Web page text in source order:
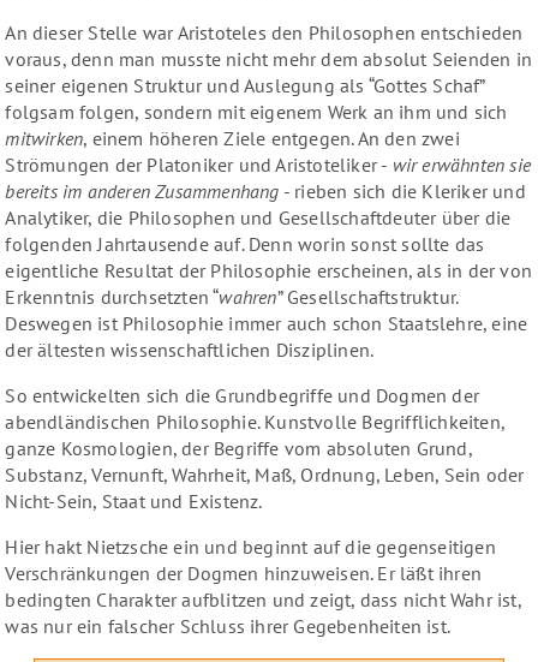
An dieser Stelle war Aristoteles den Philosophen entschieden
voraus, denn man musste nicht mehr dem absolut Seienden in
seiner eigenen Struktur und Auslegung als “Gottes Schaf”
folgsam folgen, sondern mit eigenem Werk an ihm und sich
mitwirken, einem höheren Ziele entgegen. An den zwei
Strömungen der Platoniker und Aristoteliker - wir erwähnten sie
bereits im anderen Zusammenhang - rieben sich die Kleriker und
Analytiker, die Philosophen und Gesellschaftdeuter über die
folgenden Jahrtausende auf. Denn worin sonst sollte das
eigentliche Resultat der Philosophie erscheinen, als in der von
Erkenntnis durchsetzten “wahren” Gesellschaftstruktur.
Deswegen ist Philosophie immer auch schon Staatslehre, eine
der ältesten wissenschaftlichen Disziplinen.
So entwickelten sich die Grundbegriffe und Dogmen der
abendländischen Philosophie. Kunstvolle Begrifflichkeiten,
ganze Kosmologien, der Begriffe vom absoluten Grund,
Substanz, Vernunft, Wahrheit, Maß, Ordnung, Leben, Sein oder
Nicht-Sein, Staat und Existenz.
Hier hakt Nietzsche ein und beginnt auf die gegenseitigen
Verschränkungen der Dogmen hinzuweisen. Er läßt ihren
bedingten Charakter aufblitzen und zeigt, dass nicht Wahr ist,
was nur ein falscher Schluss ihrer Gegebenheiten ist.